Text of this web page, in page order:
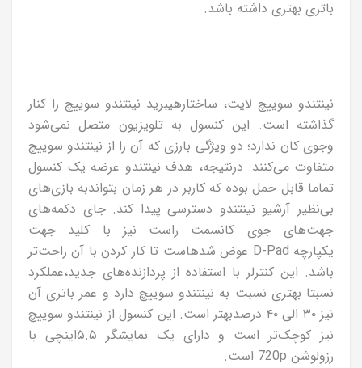
باتری بهتری داشته باشد.
نینتندو سوییچ لایت، ساختارهیبرید نینتندو سوییچ را کنار
گذاشته است. این کنسول به تلویزیون متصل نمی‌شود
وجوی کان ندارد؛ دو ویژگی بارزی که آن را از نینتندو سوییچ
متفاوت می‌کنند. درنتیجه، هدف نینتندو عرضه یک کنسول
تماما قابل حمل بوده که کاربر در هر زمان بتواندبه بازی‌های
بی‌نظیر آرشیو نینتندو دسترسی پیدا کند. جای دکمه‌های
جهت‌های جوی کانسمت راست نیز با کلید جهت
یکپارچه D-Pad عوض شدهاست تا کار کردن با آن راحت‌تر
باشد. این کنترلر با استفاده از پردازنده‌های جدید،عملکرد
نسبتا بهتری نسبت به نینتندو سوییچ دارد و عمر باتری آن
نیز ۳۰ الی ۴۰ درصدبهتر است. این کنسول از نینتندو سوییچ
نیز کوچک‌تر است و دارای یک نمایشگر ۵.۵اینچی با
رزولوشن 720p است.